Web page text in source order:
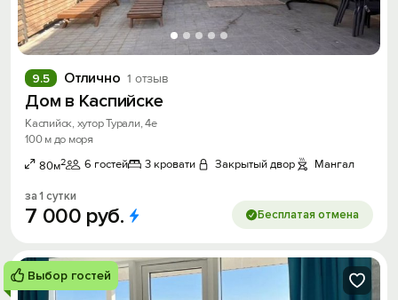
Отлично 1 отзыв
9.5
Дом в Каспийске
Каспийск, хутор Турали, 4е
100 м до моря
80м2 6 гостей 3 кровати Закрытый двор Мангал
за 1 сутки
7 000 руб. Бесплатая отмена
Выбор гостей